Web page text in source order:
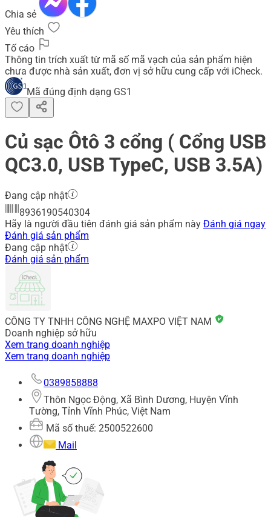
Chia sẻ
Yêu thích
Tố cáo
Thông tin trích xuất từ mã số mã vạch của sản phẩm hiện
chưa được nhà sản xuất, đơn vị sở hữu cung cấp với iCheck.
Mã đúng định dạng GS1
Củ sạc Ôtô 3 cổng ( Cổng USB
QC3.0, USB TypeC, USB 3.5A)
Đang cập nhật
8936190540304
Hãy là người đầu tiên đánh giá sản phẩm này Đánh giá ngay
Đánh giá sản phẩm
Đang cập nhật
Đánh giá sản phẩm
CÔNG TY TNHH CÔNG NGHỆ MAXPO VIỆT NAM
Doanh nghiệp sở hữu
Xem trang doanh nghiệp
Xem trang doanh nghiệp
0389858888
Thôn Ngọc Động, Xã Bình Dương, Huyện Vĩnh
Tường, Tỉnh Vĩnh Phúc, Việt Nam
Mã số thuế: 2500522600
Mail